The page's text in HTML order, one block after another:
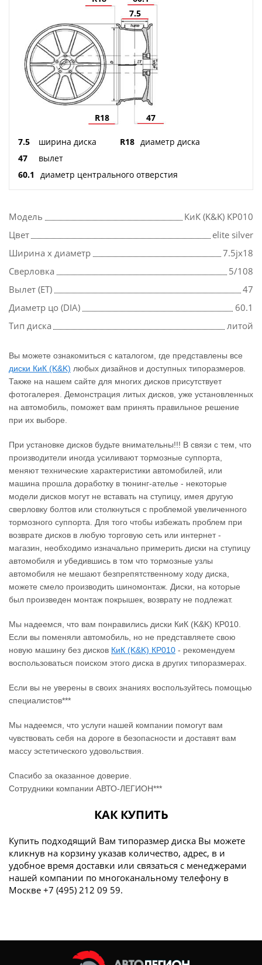
7.5
R18 47
7.5 ширина диска R18 диаметр диска
47
вылет
60.1
диаметр центрального отверстия
Модель
КиК (K&K) КР010
Цвет
elite silver
Ширина х диаметр
7.5jx18
Сверловка
5/108
Вылет (ET)
47
Диаметр цо (DIA)
60.1
Тип диска
литой
Вы можете ознакомиться с каталогом, где представлены все
диски КиК (K&K) любых дизайнов и доступных типоразмеров.
Также на нашем сайте для многих дисков присутствует
фотогалерея. Демонстрация литых дисков, уже установленных
на автомобиль, поможет вам принять правильное решение
при их выборе.
При установке дисков будьте внимательны!!! В связи с тем, что
производители иногда усиливают тормозные суппорта,
меняют технические характеристики автомобилей, или
машина прошла доработку в тюнинг-ателье - некоторые
модели дисков могут не вставать на ступицу, имея другую
сверловку болтов или столкнуться с проблемой увеличенного
тормозного суппорта. Для того чтобы избежать проблем при
возврате дисков в любую торговую сеть или интернет -
магазин, необходимо изначально примерить диски на ступицу
автомобиля и убедившись в том что тормозные узлы
автомобиля не мешают безпрепятственному ходу диска,
можете смело производить шиномонтаж. Диски, на которые
был произведен монтаж покрышек, возврату не подлежат.
Мы надеемся, что вам понравились диски КиК (K&K) КР010.
Если вы поменяли автомобиль, но не представляете свою
новую машину без дисков КиК (K&K) КР010 ‐ рекомендуем
воспользоваться поиском этого диска в других типоразмерах.
Если вы не уверены в своих знаниях воспользуйтесь помощью
специалистов***
Мы надеемся, что услуги нашей компании помогут вам
чувствовать себя на дороге в безопасности и доставят вам
массу эстетического удовольствия.
Спасибо за оказанное доверие.
Сотрудники компании АВТО-ЛЕГИОН***
КАК КУПИТЬ
Купить подходящий Вам типоразмер диска Вы можете
кликнув на корзину указав количество, адрес, в и
удобное время доставки или связаться с менеджерами
нашей компании по многоканальному телефону в
Москве +7 (495) 212 09 59.